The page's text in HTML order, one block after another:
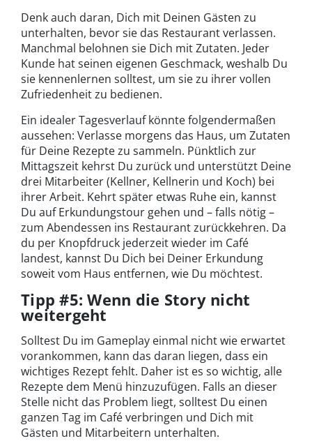
Denk auch daran, Dich mit Deinen Gästen zu
unterhalten, bevor sie das Restaurant verlassen.
Manchmal belohnen sie Dich mit Zutaten. Jeder
Kunde hat seinen eigenen Geschmack, weshalb Du
sie kennenlernen solltest, um sie zu ihrer vollen
Zufriedenheit zu bedienen.
Ein idealer Tagesverlauf könnte folgendermaßen
aussehen: Verlasse morgens das Haus, um Zutaten
für Deine Rezepte zu sammeln. Pünktlich zur
Mittagszeit kehrst Du zurück und unterstützt Deine
drei Mitarbeiter (Kellner, Kellnerin und Koch) bei
ihrer Arbeit. Kehrt später etwas Ruhe ein, kannst
Du auf Erkundungstour gehen und – falls nötig –
zum Abendessen ins Restaurant zurückkehren. Da
du per Knopfdruck jederzeit wieder im Café
landest, kannst Du Dich bei Deiner Erkundung
soweit vom Haus entfernen, wie Du möchtest.
Tipp #5: Wenn die Story nicht
weitergeht
Solltest Du im Gameplay einmal nicht wie erwartet
vorankommen, kann das daran liegen, dass ein
wichtiges Rezept fehlt. Daher ist es so wichtig, alle
Rezepte dem Menü hinzuzufügen. Falls an dieser
Stelle nicht das Problem liegt, solltest Du einen
ganzen Tag im Café verbringen und Dich mit
Gästen und Mitarbeitern unterhalten.